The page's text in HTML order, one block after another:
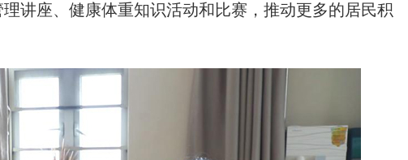
讲座、健康体重知识活动和比赛，推动更多的居民积